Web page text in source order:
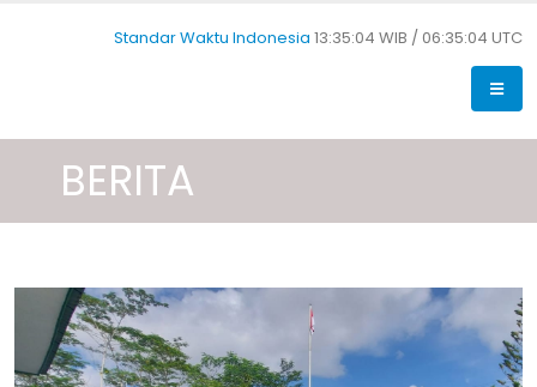
Standar Waktu Indonesia 13:35:05 WIB / 06:35:05 UTC
BERITA